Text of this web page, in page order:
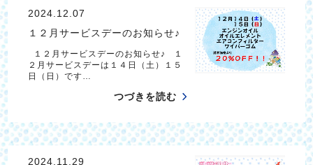
2024.12.07
１２月サービスデーのお知らせ♪
１２月サービスデーのお知らせ♪ １
２月サービスデーは１４日（土）１５
日（日）です…
つづきを読む
2024.11.29